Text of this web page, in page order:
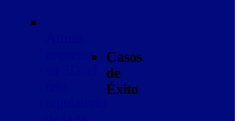
impresas
Casos
de
Éxito